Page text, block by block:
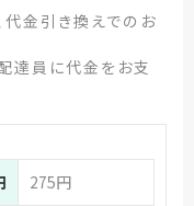
金引き換えでのお
達員に代金をお支
275円